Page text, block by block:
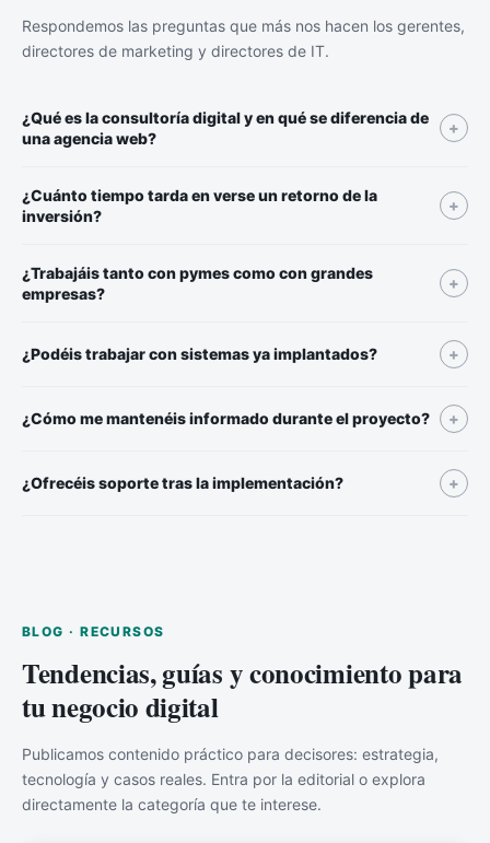
Respondemos las preguntas que más nos hacen los gerentes,
directores de marketing y directores de IT.
¿Qué es la consultoría digital y en qué se diferencia de
una agencia web?
+
¿Cuánto tiempo tarda en verse un retorno de la
inversión?
+
¿Trabajáis tanto con pymes como con grandes
empresas?
+
¿Podéis trabajar con sistemas ya implantados? +
¿Cómo me mantenéis informado durante el proyecto? +
¿Ofrecéis soporte tras la implementación? +
BLOG · RECURSOS
Tendencias, guías y conocimiento para
tu negocio digital
Publicamos contenido práctico para decisores: estrategia,
tecnología y casos reales. Entra por la editorial o explora
directamente la categoría que te interese.